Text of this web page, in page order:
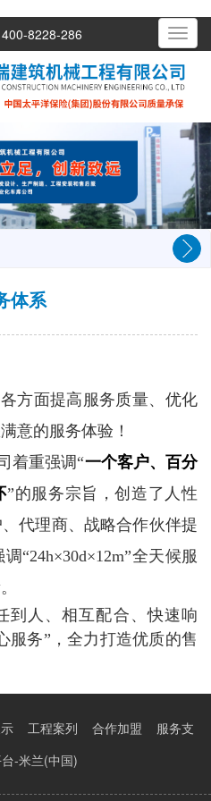
400-8228-286
体系
面提高服务质量、优化
意的服务体验！
着重强调“一个客户、百分
”的服务宗旨，创造了人性
代理商、战略合作伙伴提
“24h×30d×12m”全天候服
人、相互配合、快速响
服务”，全力打造优质的售
工程案列 合作加盟
服务支
-米兰(中国)
Toggle